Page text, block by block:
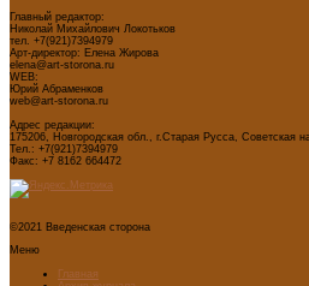
Главный редактор:
Николай Михайлович Локотьков
тел. +7(921)7394979
Арт-директор: Елена Жирова
elena@art-storona.ru
WEB:
Юрий Абраменков
web@art-storona.ru
Адрес редакции:
175206, Новгородская обл., г.Старая Русса, Советская
Тел.: +7(921)7394979
Факс: +7 8162 664472
©2021 Введенская сторона
Меню
Главная